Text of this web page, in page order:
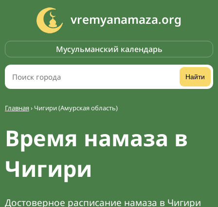
vremyanamaza.org
Мусульманский календарь
Найти
Главная› Чигири (Амурская область)
Время намаза в
Чигири
Достоверное расписание намаза в Чигири